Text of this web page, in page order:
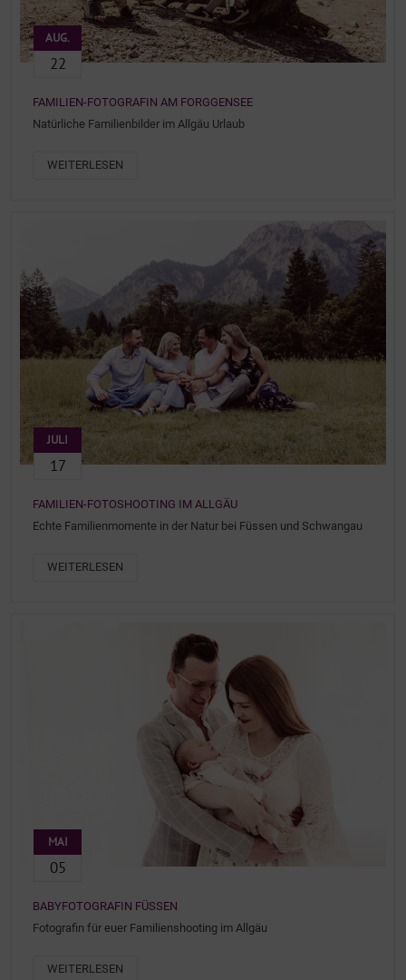
AUG.
22
FAMILIEN-FOTOGRAFIN AM FORGGENSEE
Natürliche Familienbilder im Allgäu Urlaub
WEITERLESEN
JULI
17
FAMILIEN-FOTOSHOOTING IM ALLGÄU
Echte Familienmomente in der Natur bei Füssen und Schwangau
WEITERLESEN
MAI
05
BABYFOTOGRAFIN FÜSSEN
Fotografin für euer Familienshooting im Allgäu
WEITERLESEN